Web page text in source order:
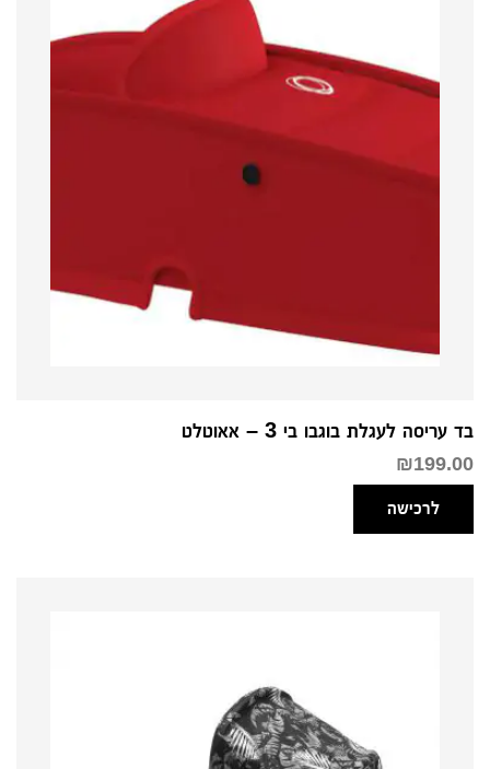
בד עריסה לעגלת בוגבו בי 3 – אאוטלט
₪199.00
לרכישה